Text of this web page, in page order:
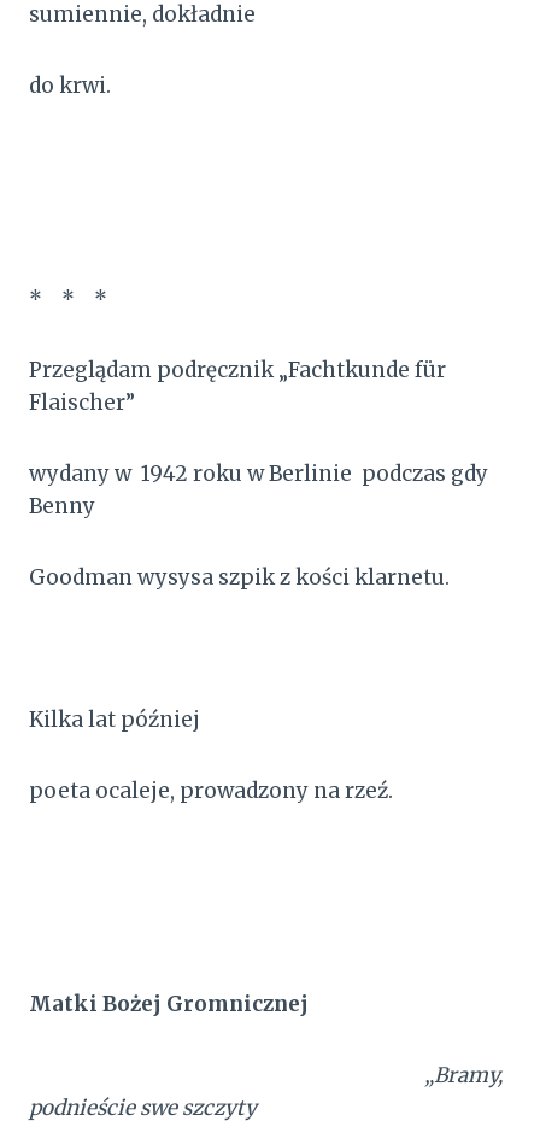
sumiennie, dokładnie
do krwi.
* * *
Przeglądam podręcznik „Fachtkunde für
Flaischer”
wydany w 1942 roku w Berlinie podczas gdy
Benny
Goodman wysysa szpik z kości klarnetu.
Kilka lat później
poeta ocaleje, prowadzony na rzeź.
Matki Bożej Gromnicznej
„Bramy,
podnieście swe szczyty